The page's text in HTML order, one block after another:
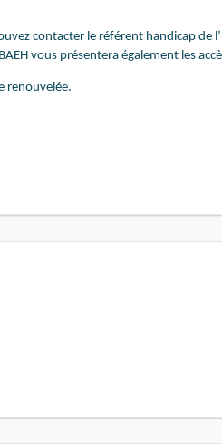
contacter le référent handicap de
vous présentera également les
renouvelée.